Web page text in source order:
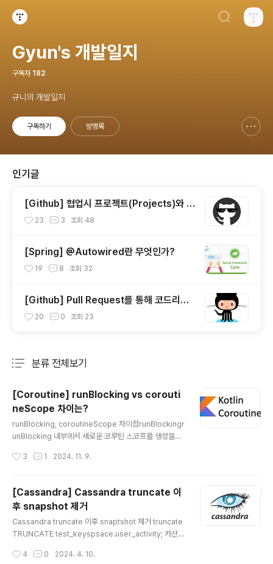
Gyun's 개발일지
구독자 182
규니의 개발일지
구독하기 방명록
인기글
[Github] 협업시 프로젝트(Projects)와 이
슈(Issue) 사용하기
23 3 조회 48
[Spring] @Autowired란 무엇인가?
19 8 조회 32
[Github] Pull Request를 통해 코드리뷰
(Code Review)하는 법
20 0 조회 23
분류 전체보기
[Coroutine] runBlocking vs corouti
neScope 차이는?
runBlocking, coroutineScope 차이점runBlockingr
unBlocking 내부에서 새로운 코루틴 스코프를 생성블록
된 쓰레드는 대기주로 main 함수와 같이 비코루틴에서 호
opesuspend 함수 안에서만 호출할 수 있음coroutine
Scope는 새로운 코루틴 스코프를 만들지만 현재 쓰레드
를 차단하지 않음 1. Coroutine 신규 생성 여부fun main
() { runBlocking { println("[Main] ${Thread.curre
3 1 2024. 11. 9.
[Cassandra] Cassandra truncate 이
후 snapshot 제거
Cassandra truncate 이후 snaptshot 제거 truncate
TRUNCATE test_keyspsace.user_activity; 카산드
있다. 하지만 데이터를 다시 복구해야 할 수도 있기 때문에
4 0 2024. 4. 10.